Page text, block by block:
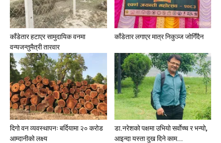
काँडेतार हटाएर सामुदायिक वनमा
वन्यजन्तुमैत्री तारवार
काँडेतार लगाएर मात्र निकुञ्ज जोगिँदैन
दिगो वन व्यवस्थापनः बर्दियामा २० करोड
आम्दानीको लक्ष्य
डा.नरेशको पक्षमा उभियो सर्वाेच्च र भन्यो,
आइन्दा यस्ता दुख दिने काम...